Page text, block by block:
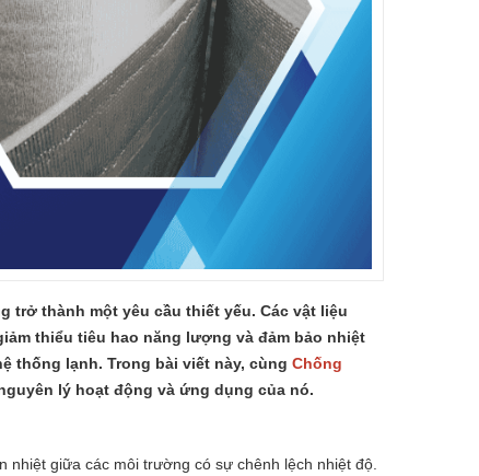
trở thành một yêu cầu thiết yếu. Các vật liệu
thiểu tiêu hao năng lượng và đảm bảo nhiệt
thống lạnh. Trong bài viết này, cùng Chống
lý hoạt động và ứng dụng của nó.
nhiệt giữa các môi trường có sự chênh lệch nhiệt độ.